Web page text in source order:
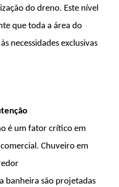
do dreno. Este nível
que toda a área do
necessidades exclusivas
é um fator crítico em
Chuveiro em
banheira são projetadas